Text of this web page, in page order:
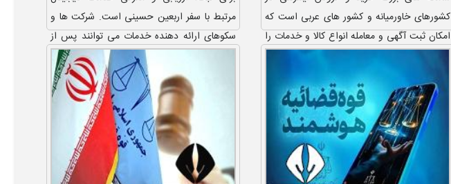
کشورهای خاورمیانه و کشور های عربی است که
امکان ثبت آگهی و معامله انواع کالا و خدمات را
فراهم می کند. این پلت...
مرتبط با سفر اربعین حسینی است. شرکت ها و
سکوهای ارائه دهنده خدمات می توانند پس از
ورود به سایت، اطلاعات و ...